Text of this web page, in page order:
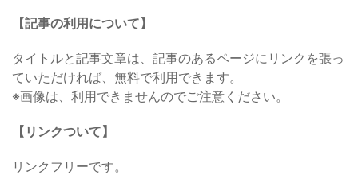
【記事の利用について】
タイトルと記事文章は、記事のあるページにリンクを張っ
ていただければ、無料で利用できます。
※画像は、利用できませんのでご注意ください。
【リンクついて】
リンクフリーです。